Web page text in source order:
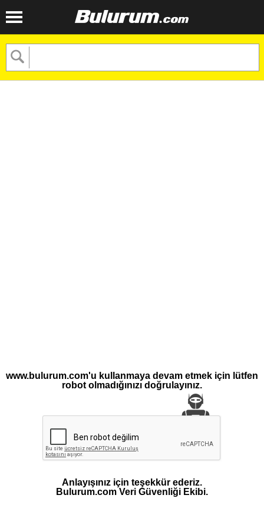
www.bulurum.com'u kullanmaya devam etmek için lütfen
robot olmadığınızı doğrulayınız.
Anlayışınız için teşekkür ederiz.
Bulurum.com Veri Güvenliği Ekibi.